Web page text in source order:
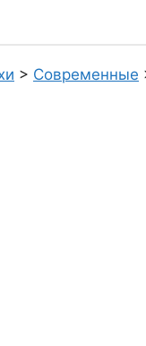
> Современные